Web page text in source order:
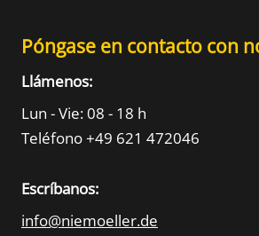
Póngase en contacto con
Llámenos:
Lun - Vie: 08 - 18 h
Teléfono +49 621 472046
Escríbanos:
info@niemoeller.de